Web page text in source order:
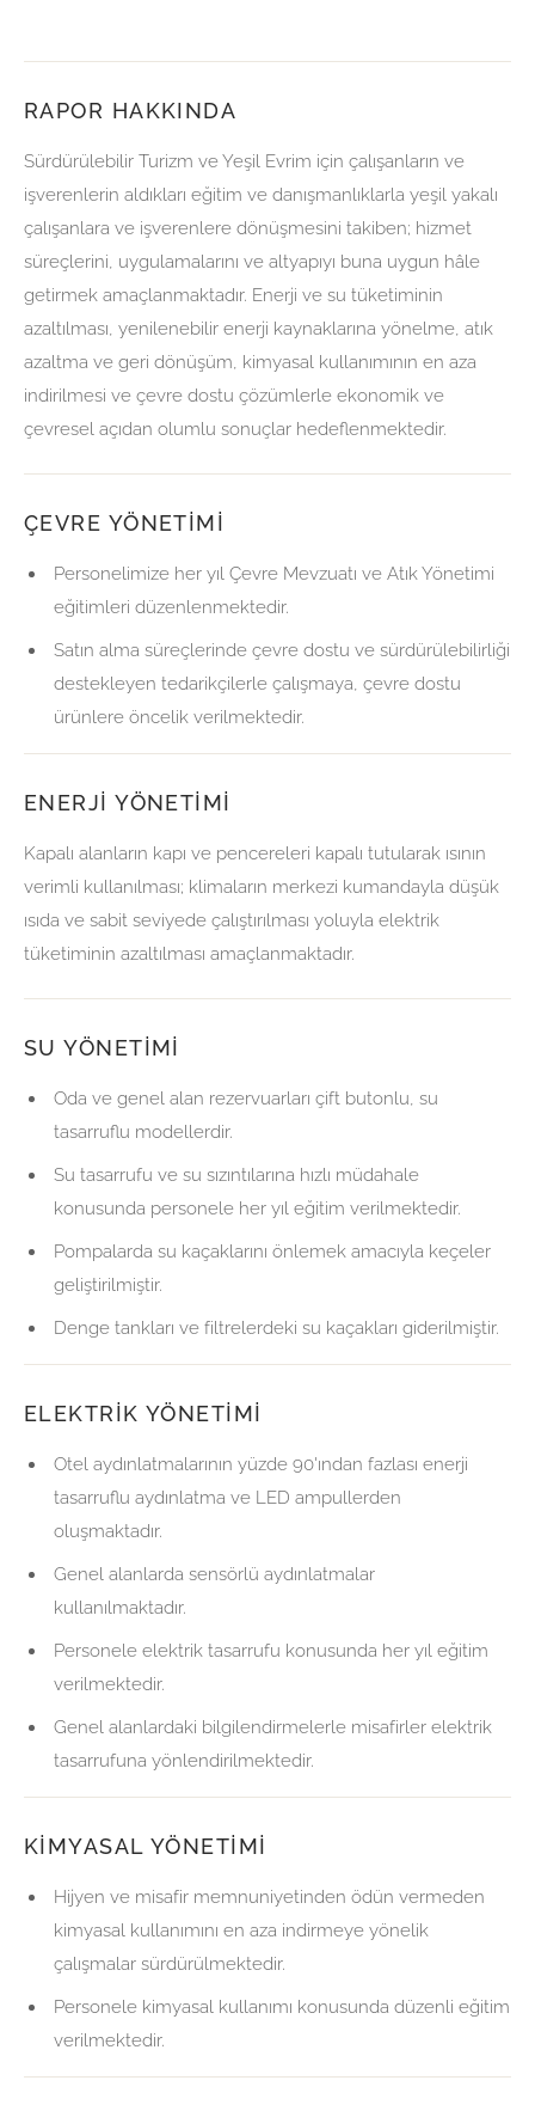
RAPOR HAKKINDA
Sürdürülebilir Turizm ve Yeşil Evrim için çalışanların ve
işverenlerin aldıkları eğitim ve danışmanlıklarla yeşil yakalı
çalışanlara ve işverenlere dönüşmesini takiben; hizmet
süreçlerini, uygulamalarını ve altyapıyı buna uygun hâle
getirmek amaçlanmaktadır. Enerji ve su tüketiminin
azaltılması, yenilenebilir enerji kaynaklarına yönelme, atık
azaltma ve geri dönüşüm, kimyasal kullanımının en aza
indirilmesi ve çevre dostu çözümlerle ekonomik ve
çevresel açıdan olumlu sonuçlar hedeflenmektedir.
ÇEVRE YÖNETIMI
Personelimize her yıl Çevre Mevzuatı ve Atık Yönetimi
eğitimleri düzenlenmektedir.
Satın alma süreçlerinde çevre dostu ve sürdürülebilirliği
destekleyen tedarikçilerle çalışmaya, çevre dostu
ürünlere öncelik verilmektedir.
ENERJI YÖNETIMI
Kapalı alanların kapı ve pencereleri kapalı tutularak ısının
verimli kullanılması; klimaların merkezi kumandayla düşük
ısıda ve sabit seviyede çalıştırılması yoluyla elektrik
tüketiminin azaltılması amaçlanmaktadır.
SU YÖNETIMI
Oda ve genel alan rezervuarları çift butonlu, su
tasarruflu modellerdir.
Su tasarrufu ve su sızıntılarına hızlı müdahale
konusunda personele her yıl eğitim verilmektedir.
Pompalarda su kaçaklarını önlemek amacıyla keçeler
geliştirilmiştir.
Denge tankları ve filtrelerdeki su kaçakları giderilmiştir.
ELEKTRIK YÖNETIMI
Otel aydınlatmalarının yüzde 90'ından fazlası enerji
tasarruflu aydınlatma ve LED ampullerden
oluşmaktadır.
Genel alanlarda sensörlü aydınlatmalar
kullanılmaktadır.
Personele elektrik tasarrufu konusunda her yıl eğitim
verilmektedir.
Genel alanlardaki bilgilendirmelerle misafirler elektrik
tasarrufuna yönlendirilmektedir.
KIMYASAL YÖNETIMI
Hijyen ve misafir memnuniyetinden ödün vermeden
kimyasal kullanımını en aza indirmeye yönelik
çalışmalar sürdürülmektedir.
Personele kimyasal kullanımı konusunda düzenli eğitim
verilmektedir.